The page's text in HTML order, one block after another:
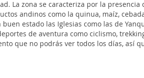
La zona se caracteriza por la
andinos como la quinua, maíz,
estado las Iglesias como las de
de aventura como ciclismo,
que no podrás ver todos los días, así